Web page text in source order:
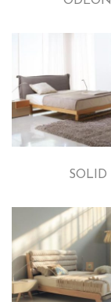
SOLID